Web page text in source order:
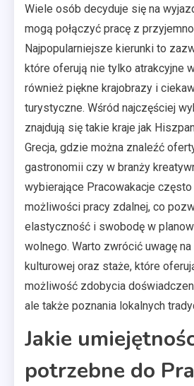
Wiele osób decyduje się na
mogą połączyć pracę z
Najpopularniejsze kierunki to
które oferują nie tylko atrakcyjne
również piękne krajobrazy i
turystyczne. Wśród najczęściej
znajdują się takie kraje jak
Grecja, gdzie można znaleźć
gastronomii czy w branży
wybierające Pracowakacje
możliwości pracy zdalnej, co
elastyczność i swobodę w
wolnego. Warto zwrócić uwagę
kulturowej oraz staże, które
możliwość zdobycia
ale także poznania lokalnych
Jakie
potrzebne do